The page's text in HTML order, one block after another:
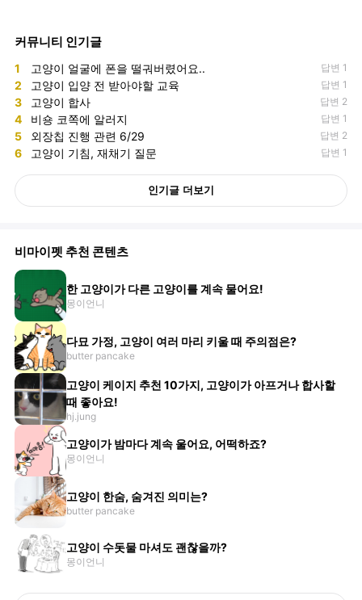
커뮤니티 인기글
1 고양이 얼굴에 폰을 떨궈버렸어요.. 답변 1
2 고양이 입양 전 받아야할 교육 답변 1
3 고양이 합사 답변 2
4 비숑 코쪽에 알러지 답변 1
5 외장칩 진행 관련 6/29 답변 2
6 고양이 기침, 재채기 질문 답변 1
인기글 더보기
비마이펫 추천 콘텐츠
한 고양이가 다른 고양이를 계속 물어요!
몽이언니
다묘 가정, 고양이 여러 마리 키울 때 주의점은?
butter pancake
고양이 케이지 추천 10가지, 고양이가 아프거나 합사할
때 좋아요!
hj.jung
고양이가 밤마다 계속 울어요, 어떡하죠?
몽이언니
고양이 한숨, 숨겨진 의미는?
butter pancake
고양이 수돗물 마셔도 괜찮을까?
몽이언니